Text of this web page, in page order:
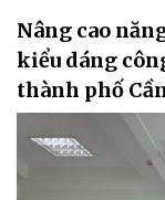
Nâng cao
kiểu dáng
thành phố